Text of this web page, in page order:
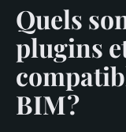
Quels
plugins
BIM ?